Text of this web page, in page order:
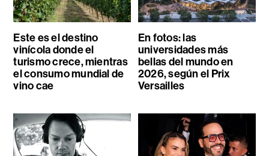
Este es el destino
vinícola donde el
turismo crece, mientras
el consumo mundial de
vino cae
En fotos: las
universidades más
bellas del mundo en
2026, según el Prix
Versailles